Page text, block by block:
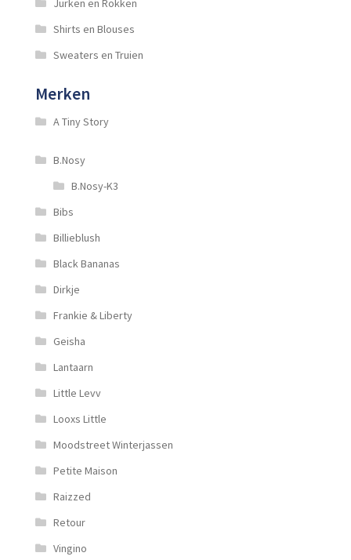
Jurken en Rokken
Shirts en Blouses
Sweaters en Truien
Merken
A Tiny Story
B.Nosy
B.Nosy-K3
Bibs
Billieblush
Black Bananas
Dirkje
Frankie & Liberty
Geisha
Lantaarn
Little Levv
Looxs Little
Moodstreet Winterjassen
Petite Maison
Raizzed
Retour
Vingino